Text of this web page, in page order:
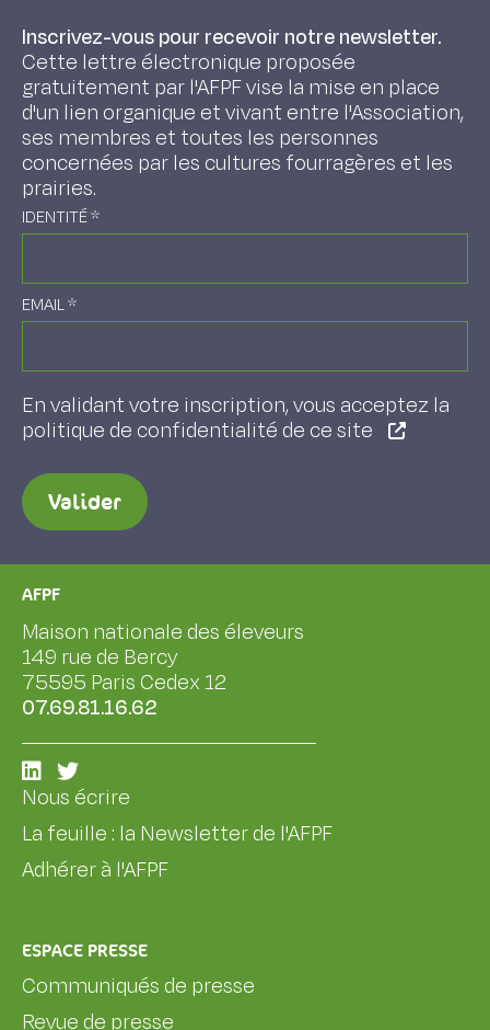
Inscrivez-vous pour recevoir notre newsletter.
Cette lettre électronique proposée
gratuitement par l'AFPF vise la mise en place
d'un lien organique et vivant entre l'Association,
ses membres et toutes les personnes
concernées par les cultures fourragères et les
prairies.
IDENTITÉ*
EMAIL*
En validant votre inscription, vous acceptez la
politique de confidentialité de ce site
Valider
AFPF
Maison nationale des éleveurs
149 rue de Bercy
75595 Paris Cedex 12
07.69.81.16.62
Nous écrire
La feuille : la Newsletter de l'AFPF
Adhérer à l'AFPF
ESPACE PRESSE
Communiqués de presse
Revue de presse